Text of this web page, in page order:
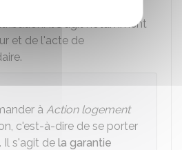
les documents présentés
Il s'agit notamment
et de l'acte de
à Action logement
c'est-à-dire de se porter
Il s'agit de la garantie